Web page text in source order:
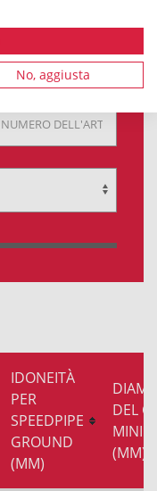
No, aggiusta
IDONEITÀ
PER
SPEEDPIPE
GROUND
(MM)
DEL
(MM)